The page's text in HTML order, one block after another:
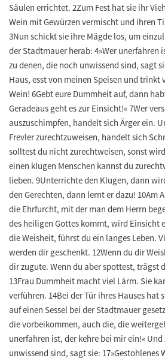
Säulen errichtet. 2Zum Fest hat sie ihr
Wein mit Gewürzen vermischt und ihren
3Nun schickt sie ihre Mägde los, um
der Stadtmauer herab: 4»Wer unerfahren
zu denen, die noch unwissend sind, sagt
Haus, esst von meinen Speisen und trinkt
Wein! 6Gebt eure Dummheit auf, dann
Geradeaus geht es zur Einsicht!« 7Wer
auszuschimpfen, handelt sich Ärger ein.
Frevler zurechtzuweisen, handelt sich
solltest du nicht zurechtweisen, sonst
einen klugen Menschen kannst du
lieben. 9Unterrichte den Klugen, dann
den Gerechten, dann lernt er dazu! 10Am
die Ehrfurcht, mit der man dem Herrn
des heiligen Gottes kommt, wird Einsicht
die Weisheit, führst du ein langes Leben.
werden dir geschenkt. 12Wenn du dir
dir zugute. Wenn du aber spottest, trägst
13Frau Dummheit macht viel Lärm. Sie
verführen. 14Bei der Tür ihres Hauses hat
auf einen Sessel bei der Stadtmauer
die vorbeikommen, auch die, die
unerfahren ist, der kehre bei mir ein!«
unwissend sind, sagt sie: 17»Gestohlenes